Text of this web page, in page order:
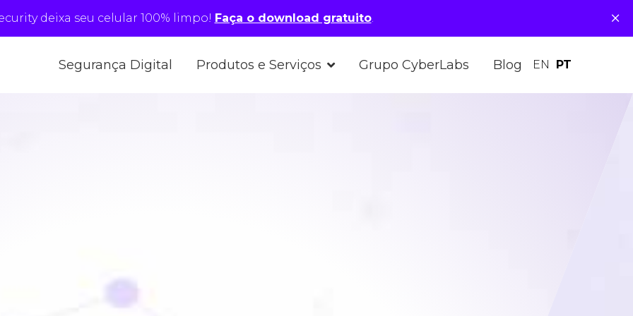
deixa seu celular 100% limpo! Faça o download gratuito. ×
Segurança Digital Produtos e Serviços Grupo CyberLabs Blog EN PT